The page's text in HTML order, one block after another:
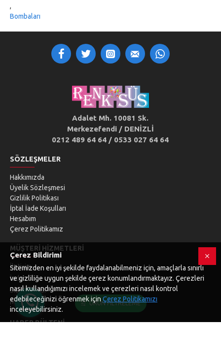
,
Bombaları
Adalet Mh. 10081 Sk.
Merkezefendi / DENİZLİ
0212 489 64 64 / 0533 027 64 64
SÖZLEŞMELER
Hakkımızda
Üyelik Sözleşmesi
Gizlilik Politikası
İptal İade Koşulları
Hesabım
Çerez Politikamız
MÜŞTERI HIZMETLERI
İletişim
İade
Site Haritası
Markarlar
HABER BÜLTENI
Çerez Bildirimi
Sitemizden en iyi şekilde faydalanabilmeniz için, amaçlarla sınırlı
ve gizliliğe uygun şekilde çerez konumlandırmaktayız. Çerezleri
nasıl kullandığımızı incelemek ve çerezleri nasıl kontrol
edebileceğinizi öğrenmek için Çerez Politikamızı
inceleyebilirsiniz.
ÜRÜN FILTRELEME